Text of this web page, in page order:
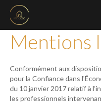
Mentions
Conformément aux
pour la Confiance dans
du 10 janvier 2017 relatif à
les professionnels